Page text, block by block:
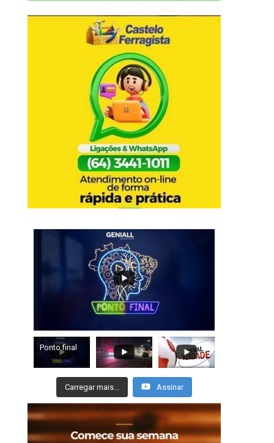
ESTRELA,
28 de julho de
Ponto final
Carregar mais... Assinar